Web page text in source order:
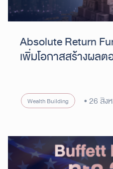
Absolute Return
เพิ่มโอกาสสร้างผลต
Wealth Building 26 สิง